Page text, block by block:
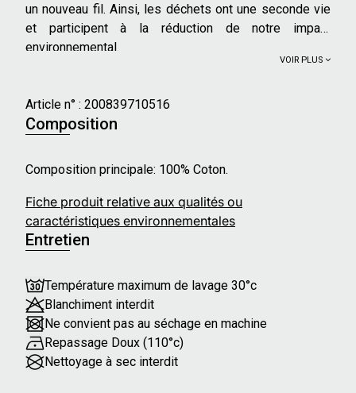
un nouveau fil. Ainsi, les déchets ont une seconde vie
et participent à la réduction de notre impact
environnemental.
VOIR PLUS
Article n° : 200839710516
Composition
Composition principale: 100% Coton.
Fiche produit relative aux qualités ou
caractéristiques environnementales
Entretien
Température maximum de lavage 30°c
Blanchiment interdit
Ne convient pas au séchage en machine
Repassage Doux (110°c)
Nettoyage à sec interdit